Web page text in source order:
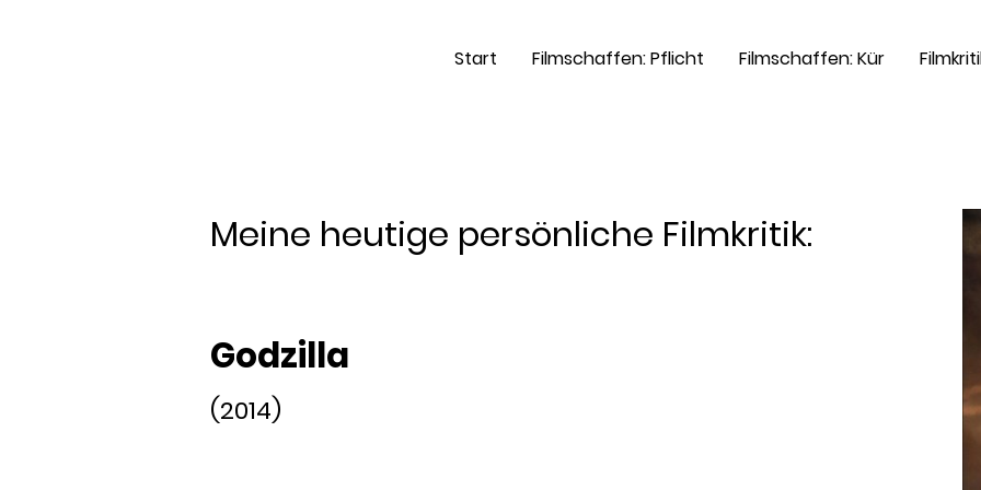
Start Filmschaffen: Pflicht Filmschaffen: Kür
Meine heutige persönliche Filmkritik:
Godzilla
(2014)